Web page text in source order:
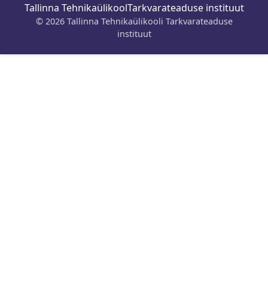
Tallinna TehnikaülikoolTarkvarateaduse instituut
© 2026 Tallinna Tehnikaülikooli Tarkvarateaduse
instituut